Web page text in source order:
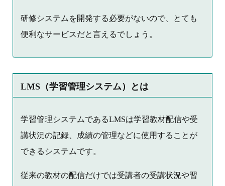
研修システムを開発する必要がないので、とても
便利なサービスだと言えるでしょう。
LMS（学習管理システム）とは
学習管理システムであるLMSは学習教材配信や受
講状況の記録、成績の管理などに使用することが
できるシステムです。
従来の教材の配信だけでは受講者の受講状況や習